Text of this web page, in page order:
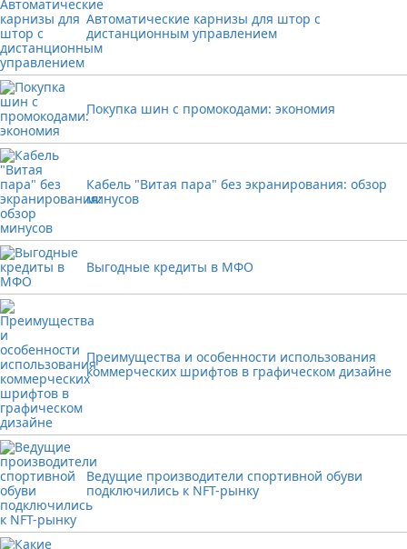
Автоматические карнизы для штор с
дистанционным управлением
Покупка шин с промокодами: экономия
Кабель "Витая пара" без экранирования: обзор
минусов
Выгодные кредиты в МФО
Преимущества и особенности использования
коммерческих шрифтов в графическом дизайне
Ведущие производители спортивной обуви
подключились к NFT-рынку